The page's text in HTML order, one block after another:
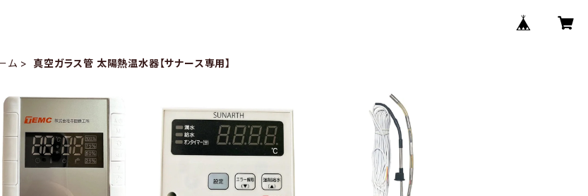
ム 真空ガラス管 太陽熱温水器【サナース専用】